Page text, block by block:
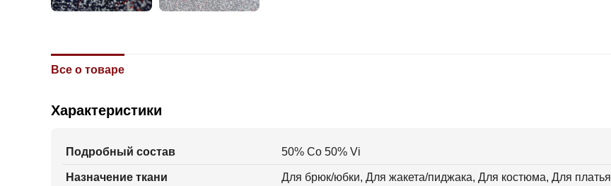
Все о товаре
Характеристики
Подробный состав 50% Сo 50% Vi
Назначение ткани Для брюк/юбки, Для жакета/пиджака, Для костюма, Для платья